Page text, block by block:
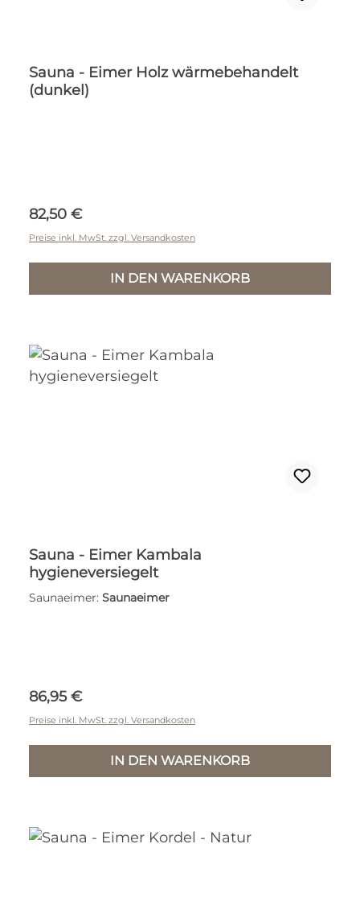
Sauna - Eimer Holz wärmebehandelt
(dunkel)
Regulärer Preis:
82,50 €
Preise inkl. MwSt. zzgl. Versandkosten
IN DEN WARENKORB
Sauna - Eimer Kambala
hygieneversiegelt
Saunaeimer: Saunaeimer
Regulärer Preis:
86,95 €
Preise inkl. MwSt. zzgl. Versandkosten
IN DEN WARENKORB